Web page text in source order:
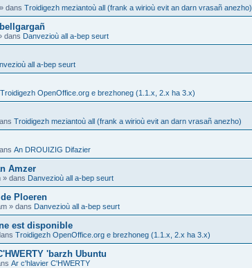
» dans Troidigezh meziantoù all (frank a wirioù evit an darn vrasañ anezho)
dans Danvezioù all a-bep seurt
all a-bep seurt
Troidigezh OpenOffice.org e brezhoneg (1.1.x, 2.x ha 3.x)
Troidigezh meziantoù all (frank a wirioù evit an darn vrasañ anezho)
An DROUIZIG Difazier
Amzer
» dans Danvezioù all a-bep seurt
Ploeren
» dans Danvezioù all a-bep seurt
est disponible
Troidigezh OpenOffice.org e brezhoneg (1.1.x, 2.x ha 3.x)
'barzh Ubuntu
Ar c'hlavier C'HWERTY